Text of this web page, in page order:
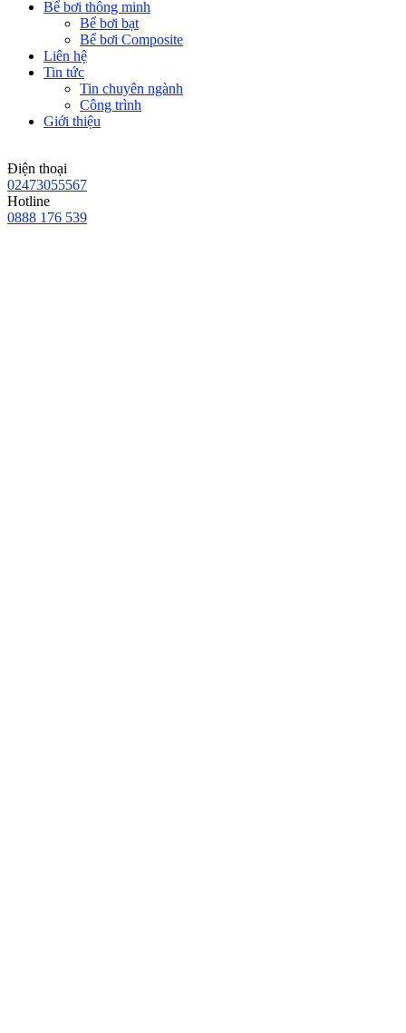
Bể bơi thông minh
Bể bơi bạt
Bể bơi Composite
Liên hệ
Tin tức
Tin chuyên ngành
Công trình
Giới thiệu
Điện thoại
02473055567
Hotline
0888 176 539